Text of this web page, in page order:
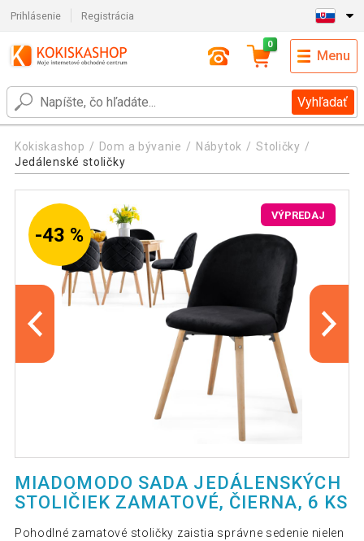
Prihlásenie Registrácia
Vyhľadať
0
Menu
Kokiskashop Dom a bývanie Nábytok
Stoličky
Jedálenské stoličky
-43 %
VÝPREDAJ
MIADOMODO SADA JEDÁLENSKÝCH
STOLIČIEK ZAMATOVÉ, ČIERNA, 6 KS
Pohodlné zamatové stoličky zaistia správne sedenie nielen